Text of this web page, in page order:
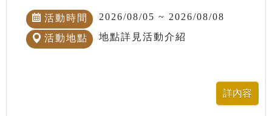
活動時間 2026/08/05 ~ 2026/08/08
活動地點 地點詳見活動介紹